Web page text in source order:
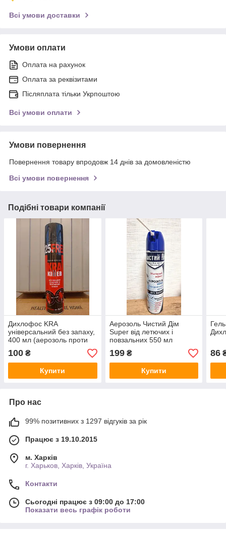
Всі умови доставки
Умови оплати
Оплата на рахунок
Оплата за реквізитами
Післяплата тільки Укрпоштою
Всі умови оплати
Умови повернення
Повернення товару впродовж 14 днів за домовленістю
Всі умови повернення
Подібні товари компанії
Дихлофос KRA
універсальний без запаху,
400 мл (аерозоль проти
летючих і повзальних)
100 ₴
Купити
Аерозоль Чистий Дім
Super від летючих і
повзальних 550 мл
199₴
Купити
86
Про нас
99% позитивних з 1297 відгуків за рік
Працює з 19.10.2015
м. Харків
г. Харьков, Харків, Україна
Контакти
Сьогодні працює з 09:00 до 17:00
Показати весь графік роботи